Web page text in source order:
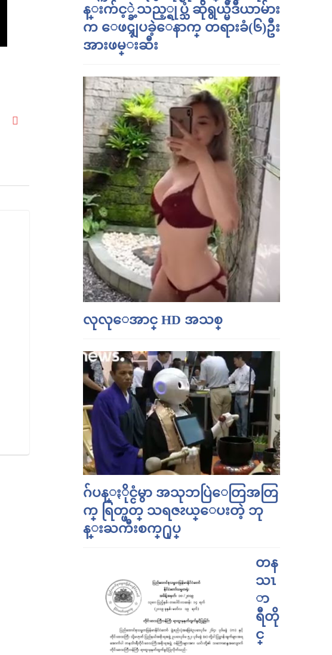
န္းက်င့္ခဲ့သည့္ရုပ္သံ ဆိုရွယ္မီဒီယာမ်ား
က ေဖၚျပခဲ့ေနာက္ တရားခံ(၆)ဦး
အားဖမ္းဆီး
လုလုေအာင္ HD အသစ္
ဂ်ပန္ႏိုင္ငံမွာ အသုဘပြဲေတြအတြ
က္ ရြတ္ဖတ္ သရဇၩယ္ေပးတဲ့ ဘု
န္းႀကီးစက္႐ုပ္
တန
သၤ
ာ
ရီတို
င္